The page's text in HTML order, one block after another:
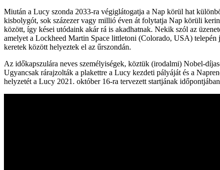
Miután a Lucy szonda 2033-ra végiglátogatja a Nap körül hat
kisbolygót, sok százezer vagy millió éven át folytatja Nap körüli
között, így kései utódaink akár rá is akadhatnak. Nekik szól az
amelyet a Lockheed Martin Space littletoni (Colorado, USA) telepén
keretek között helyeztek el az űrszondán.
Az időkapszulára neves személyiségek, köztük (irodalmi) Nobel-
Ugyancsak rárajzolták a plakettre a Lucy kezdeti pályáját és a
helyzetét a Lucy 2021. október 16-ra tervezett startjának